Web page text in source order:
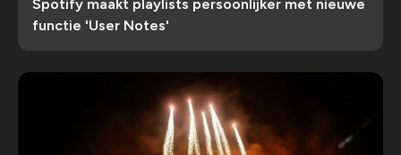
Spotify maakt playlists persoonlijker met nieuwe
functie 'User Notes'